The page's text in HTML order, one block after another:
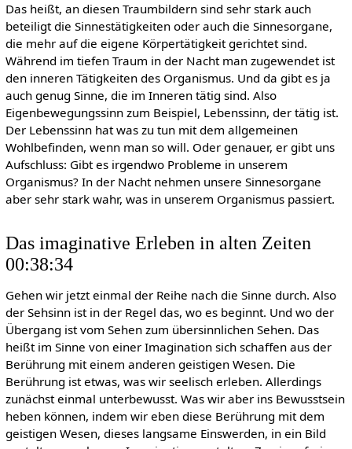
Das heißt, an diesen Traumbildern sind sehr stark auch
beteiligt die Sinnestätigkeiten oder auch die Sinnesorgane,
die mehr auf die eigene Körpertätigkeit gerichtet sind.
Während im tiefen Traum in der Nacht man zugewendet ist
den inneren Tätigkeiten des Organismus. Und da gibt es ja
auch genug Sinne, die im Inneren tätig sind. Also
Eigenbewegungssinn zum Beispiel, Lebenssinn, der tätig ist.
Der Lebenssinn hat was zu tun mit dem allgemeinen
Wohlbefinden, wenn man so will. Oder genauer, er gibt uns
Aufschluss: Gibt es irgendwo Probleme in unserem
Organismus? In der Nacht nehmen unsere Sinnesorgane
aber sehr stark wahr, was in unserem Organismus passiert.
Das imaginative Erleben in alten Zeiten
00:38:34
Gehen wir jetzt einmal der Reihe nach die Sinne durch. Also
der Sehsinn ist in der Regel das, wo es beginnt. Und wo der
Übergang ist vom Sehen zum übersinnlichen Sehen. Das
heißt im Sinne von einer Imagination sich schaffen aus der
Berührung mit einem anderen geistigen Wesen. Die
Berührung ist etwas, was wir seelisch erleben. Allerdings
zunächst einmal unterbewusst. Was wir aber ins Bewusstsein
heben können, indem wir eben diese Berührung mit dem
geistigen Wesen, dieses langsame Einswerden, in ein Bild